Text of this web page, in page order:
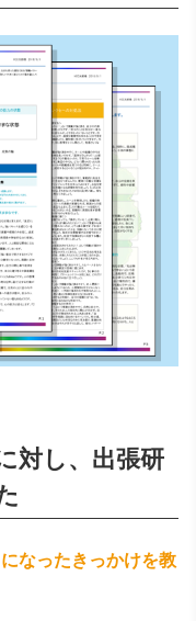
対し、出張研
なったきっかけを教